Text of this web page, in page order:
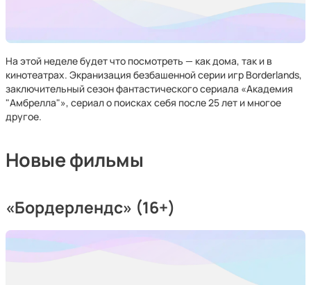
На этой неделе будет что посмотреть — как дома, так и в
кинотеатрах. Экранизация безбашенной серии игр Borderlands,
заключительный сезон фантастического сериала «Академия
"Амбрелла"», сериал о поисках себя после 25 лет и многое
другое.
Новые фильмы
«Бордерлендс» (16+)